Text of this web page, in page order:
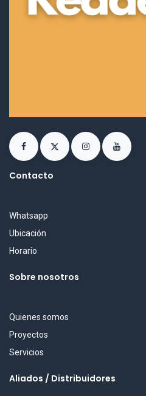
Contacto
Whatsapp
Ubicación
Horario
Sobre nosotros
Quienes somos
Proyectos
Servicios
Aliados / Distribuidores